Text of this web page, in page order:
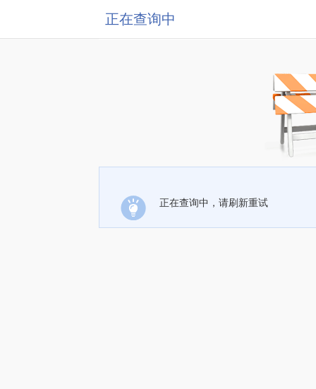
正在查询中
正在查询中，请刷新重试